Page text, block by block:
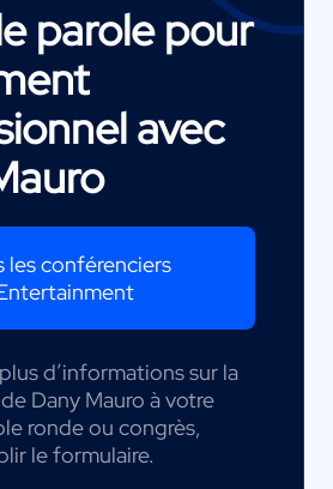
parole pour
avec
les conférenciers
d’informations sur la
Dany Mauro à votre
ronde ou congrès,
le formulaire.